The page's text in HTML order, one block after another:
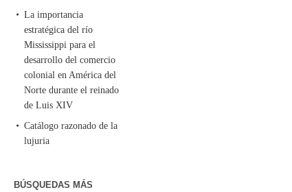
La importancia
estratégica del río
Mississippi para el
desarrollo del comercio
colonial en América del
Norte durante el reinado
de Luis XIV
Catálogo razonado de la
lujuria
BÚSQUEDAS MÁS